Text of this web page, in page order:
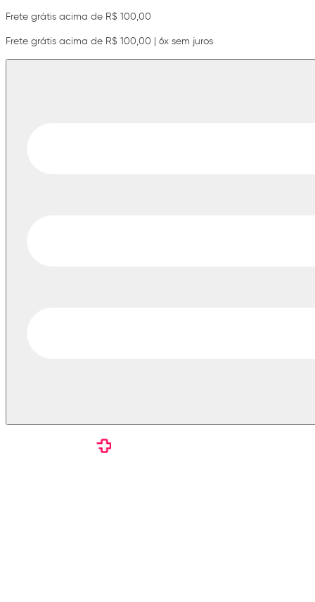
Frete grátis acima de R$ 100,00
Frete grátis acima de R$ 100,00 | 6x sem juros